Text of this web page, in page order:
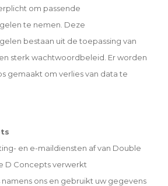
om passende
te nemen. Deze
bestaan uit de toepassing van
sterk wachtwoordbeleid. Er worden
gemaakt om verlies van data te
en e-maildiensten af van Double
D Concepts verwerkt
ons en gebruikt uw gegevens